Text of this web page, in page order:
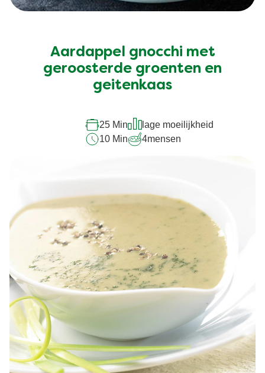
Aardappel gnocchi met
geroosterde groenten en
geitenkaas
25 Min
lage moeilijkheid
10 Min
4mensen